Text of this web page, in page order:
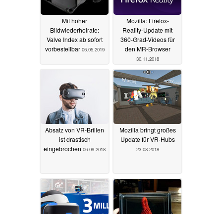
Mit hoher
Bildwiederholrate:
Valve Index ab sofort
vorbestellbar 06.05.2019
Mozilla: Firefox-
Reality-Update mit
360-Grad-Videos für
den MR-Browser
30.11.2018
Absatz von VR-Brillen
ist drastisch
eingebrochen 06.09.2018
Mozilla bringt großes
Update für VR-Hubs
23.08.2018